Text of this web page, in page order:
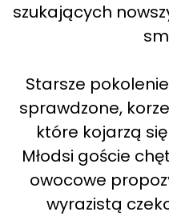
szukających
Starsze
sprawdzone,
które kojarzą
Młodsi goście
owocowe
wyrazistą